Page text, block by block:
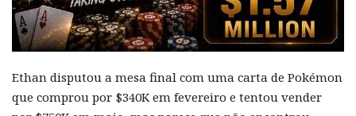
Ethan disputou a mesa final com uma carta de Pokémon
que comprou por $340K em fevereiro e tentou vender